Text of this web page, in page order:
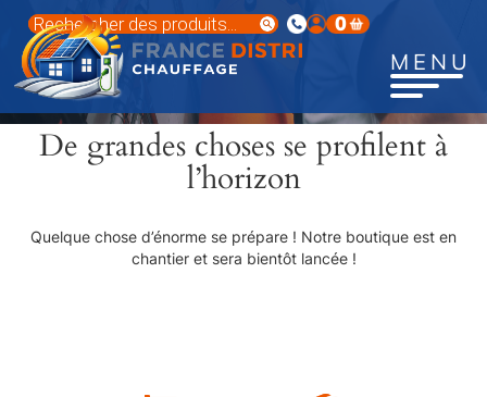
contenu
principal
Recherche
de
produits
0
MENU
De grandes choses se profilent à
l’horizon
Quelque chose d’énorme se prépare ! Notre boutique est en
chantier et sera bientôt lancée !